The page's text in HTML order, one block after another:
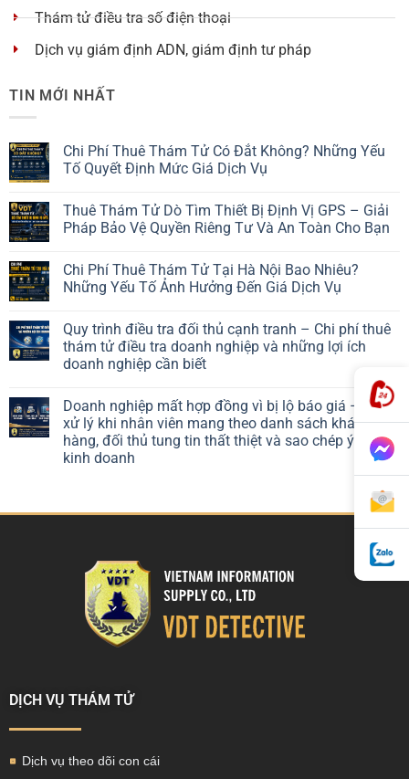
Thám tử điều tra số điện thoại
Dịch vụ giám định ADN, giám định tư pháp
TIN MỚI NHẤT
Chi Phí Thuê Thám Tử Có Đắt Không? Những Yếu
Tố Quyết Định Mức Giá Dịch Vụ
Thuê Thám Tử Dò Tìm Thiết Bị Định Vị GPS – Giải
Pháp Bảo Vệ Quyền Riêng Tư Và An Toàn Cho Bạn
Chi Phí Thuê Thám Tử Tại Hà Nội Bao Nhiêu?
Những Yếu Tố Ảnh Hưởng Đến Giá Dịch Vụ
Quy trình điều tra đối thủ cạnh tranh – Chi phí thuê
thám tử điều tra doanh nghiệp và những lợi ích
doanh nghiệp cần biết
Doanh nghiệp mất hợp đồng vì bị lộ báo giá – Cách
xử lý khi nhân viên mang theo danh sách khách
hàng, đối thủ tung tin thất thiệt và sao chép ý tưởng
kinh doanh
DỊCH VỤ THÁM TỬ
Dịch vụ theo dõi con cái